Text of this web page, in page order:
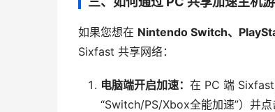
如果您想在 Nintendo Switch、
Sixfast 共享网络：
电脑端开启加速： 在 PC 端 Sixfast
“Switch/PS/Xbox全能加速”）并点